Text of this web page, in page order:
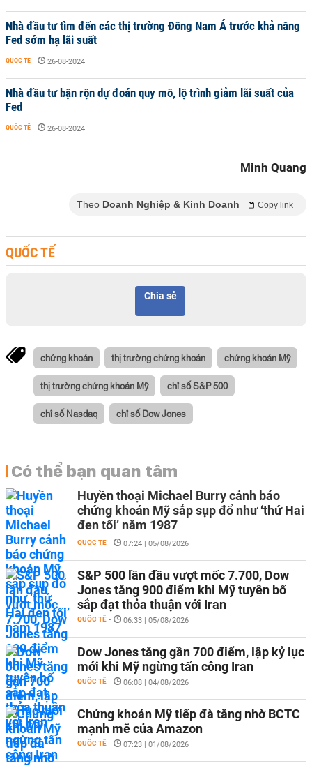
Nhà đầu tư tìm đến các thị trường Đông Nam Á trước khả năng
Fed sớm hạ lãi suất
QUỐC TẾ - 26-08-2024
Nhà đầu tư bận rộn dự đoán quy mô, lộ trình giảm lãi suất của
Fed
QUỐC TẾ - 26-08-2024
Minh Quang
Theo Doanh Nghiệp & Kinh Doanh Copy link
QUỐC TẾ
Chia sẻ
chứng khoán thị trường chứng khoán chứng khoán Mỹ
thị trường chứng khoán Mỹ chỉ số S&P 500
chỉ số Nasdaq chỉ số Dow Jones
Có thể bạn quan tâm
Huyền thoại Michael Burry cảnh báo
chứng khoán Mỹ sắp sụp đổ như ‘thứ Hai
đen tối’ năm 1987
QUỐC TẾ - 07:24 | 05/08/2026
S&P 500 lần đầu vượt mốc 7.700, Dow
Jones tăng 900 điểm khi Mỹ tuyên bố
sắp đạt thỏa thuận với Iran
QUỐC TẾ - 06:33 | 05/08/2026
Dow Jones tăng gần 700 điểm, lập kỷ lục
mới khi Mỹ ngừng tấn công Iran
QUỐC TẾ - 06:08 | 04/08/2026
Chứng khoán Mỹ tiếp đà tăng nhờ BCTC
mạnh mẽ của Amazon
QUỐC TẾ - 07:23 | 01/08/2026